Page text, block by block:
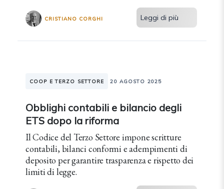
CRISTIANO CORGHI Leggi di più
COOP E TERZO SETTORE 20 AGOSTO 2025
Obblighi contabili e bilancio degli
ETS dopo la riforma
Il Codice del Terzo Settore impone scritture
contabili, bilanci conformi e adempimenti di
deposito per garantire trasparenza e rispetto dei
limiti di legge.